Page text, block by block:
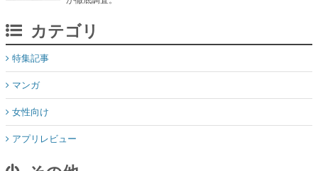
マンガ
女性向け
アプリレビュー
その他
電ファミニコゲーマーとは？